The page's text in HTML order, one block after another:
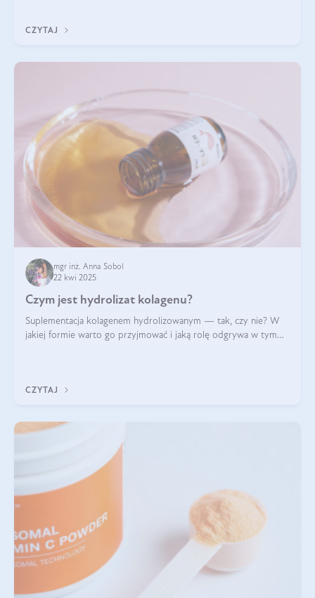
CZYTAJ
mgr inż. Anna Sobol
22 kwi 2025
Czym jest hydrolizat kolagenu?
Suplementacja kolagenem hydrolizowanym — tak, czy nie? W
jakiej formie warto go przyjmować i jaką rolę odgrywa w tym
CZYTAJ